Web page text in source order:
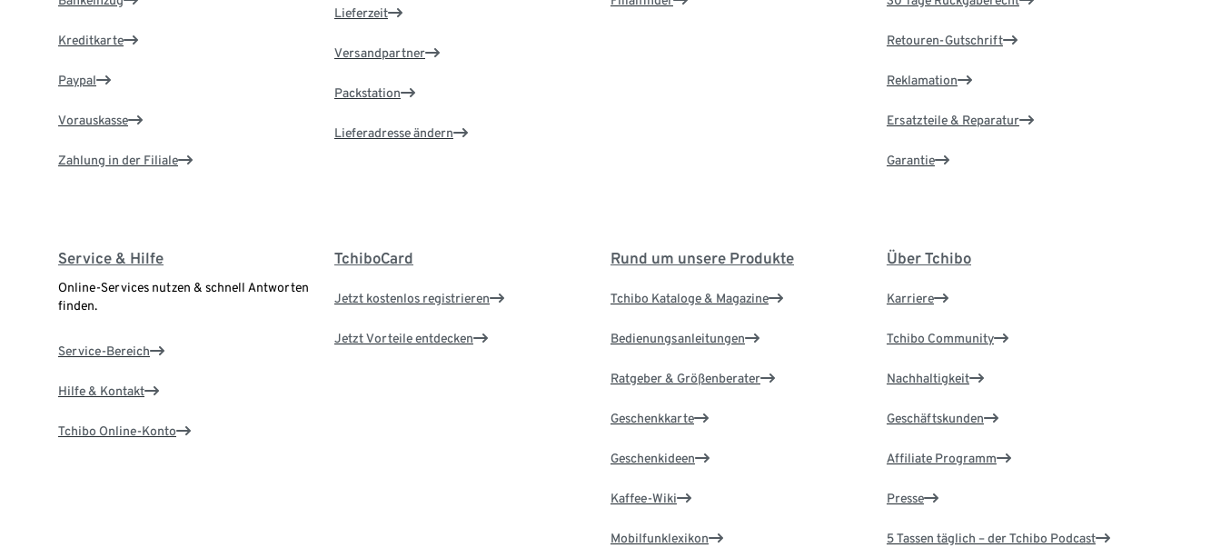
Kreditkarte
Paypal
Vorauskasse
Zahlung in der Filiale
Lieferzeit
Versandpartner
Packstation
Lieferadresse ändern
Retouren-Gutschrift
Reklamation
Ersatzteile & Reparatur
Garantie
Service & Hilfe
Online-Services nutzen & schnell Antworten
finden.
Service-Bereich
Hilfe & Kontakt
Tchibo Online-Konto
TchiboCard
Jetzt kostenlos registrieren
Jetzt Vorteile entdecken
Rund um unsere Produkte
Tchibo Kataloge & Magazine
Bedienungsanleitungen
Ratgeber & Größenberater
Geschenkkarte
Geschenkideen
Kaffee-Wiki
Mobilfunklexikon
Über Tchibo
Karriere
Tchibo Community
Nachhaltigkeit
Geschäftskunden
Affiliate Programm
Presse
5 Tassen täglich – der Tchibo Podcast